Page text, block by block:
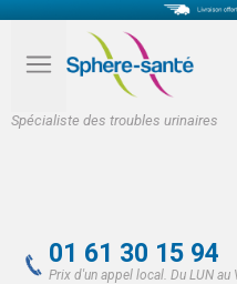
Spécialiste des troubles urinaires
01 61 30 15 94
Prix d'un appel local. Du LUN au